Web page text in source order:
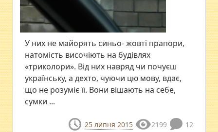
У них не майорять синьо- жовті прапори,
натомість височіють на будівлях
«триколори». Від них навряд чи почуєш
українську, а дехто, чуючи цю мову, вдає,
що не розуміє її. Вони вішають на себе,
сумки ...
25 липня 2015 2199 12